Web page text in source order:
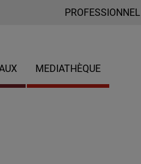
PROFESSIONNEL
MEDIATHÈQUE